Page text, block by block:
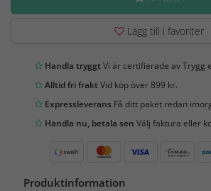
Lägg till i favoriter
Handla tryggtVi är certifierade av Trygg
Alltid fri fraktVid köp över 899 kr.
Expressleverans Få ditt paket redan
Handla nu, betala sen Välj faktura eller
Produktinformation